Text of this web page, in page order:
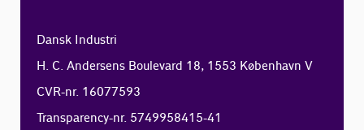
Dansk Industri
H. C. Andersens Boulevard 18, 1553 København V
CVR-nr. 16077593
Transparency-nr. 5749958415-41